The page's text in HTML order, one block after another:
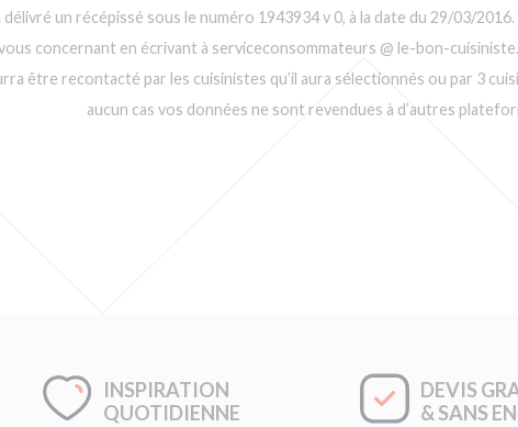
un récépissé sous le numéro 1943934 v 0, à la date du 29/03/
concernant en écrivant à serviceconsommateurs @ le-bon-
être recontacté par les cuisinistes qu’il aura sélectionnés ou par 3
aucun cas vos données ne sont revendues à d’autres
INSPIRATION
QUOTIDIENNE
DEVIS
& SANS